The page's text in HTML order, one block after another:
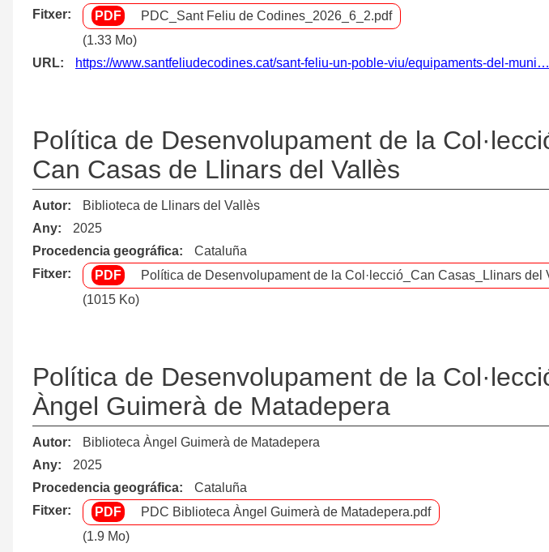
Fitxer
PDC_Sant Feliu de Codines_2026_6_2.pdf
(1.33 Mo)
URL
https://www.santfeliudecodines.cat/sant-feliu-un-poble-viu/equipaments-del-muni…
Política de Desenvolupament de la
Can Casas de Llinars del Vallès
Autor
Biblioteca de Llinars del Vallès
Any
2025
Procedencia geográfica
Cataluña
Fitxer
Política de Desenvolupament de la Col·lecció_Can Casas_Llinars del
(1015 Ko)
Política de Desenvolupament de la
Àngel Guimerà de Matadepera
Autor
Biblioteca Àngel Guimerà de Matadepera
Any
2025
Procedencia geográfica
Cataluña
Fitxer
PDC Biblioteca Àngel Guimerà de Matadepera.pdf
(1.9 Mo)